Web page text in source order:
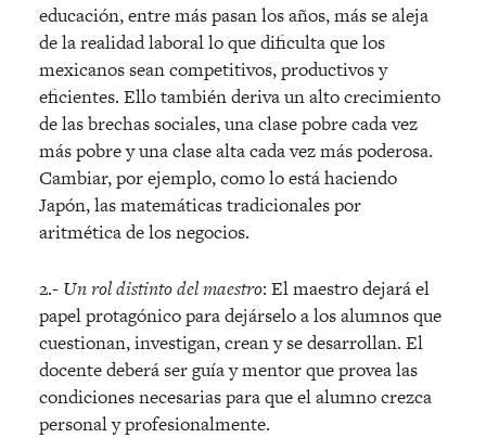
educación, entre más pasan los años, más se aleja
de la realidad laboral lo que dificulta que los
mexicanos sean competitivos, productivos y
eficientes. Ello también deriva un alto crecimiento
de las brechas sociales, una clase pobre cada vez
más pobre y una clase alta cada vez más poderosa.
Cambiar, por ejemplo, como lo está haciendo
Japón, las matemáticas tradicionales por
aritmética de los negocios.
2.- Un rol distinto del maestro: El maestro dejará el
papel protagónico para dejárselo a los alumnos que
cuestionan, investigan, crean y se desarrollan. El
docente deberá ser guía y mentor que provea las
condiciones necesarias para que el alumno crezca
personal y profesionalmente.